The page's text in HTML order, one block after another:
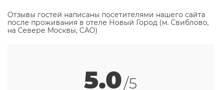
Отзывы гостей написаны посетителями нашего сайта
после проживания в отеле Новый Город (м. Свиблово,
на Севере Москвы, САО)
5.0/5